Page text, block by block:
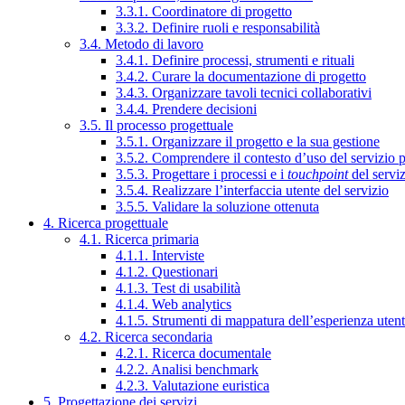
3.3.1. Coordinatore di progetto
3.3.2. Definire ruoli e responsabilità
3.4. Metodo di lavoro
3.4.1. Definire processi, strumenti e rituali
3.4.2. Curare la documentazione di progetto
3.4.3. Organizzare tavoli tecnici collaborativi
3.4.4. Prendere decisioni
3.5. Il processo progettuale
3.5.1. Organizzare il progetto e la sua gestione
3.5.2. Comprendere il contesto d’uso del servizio
3.5.3. Progettare i processi e i touchpointdel
3.5.4. Realizzare l’interfaccia utente del servizio
3.5.5. Validare la soluzione ottenuta
4. Ricerca progettuale
4.1. Ricerca primaria
4.1.1. Interviste
4.1.2. Questionari
4.1.3. Test di usabilità
4.1.4. Web analytics
4.1.5. Strumenti di mappatura dell’esperienza
4.2. Ricerca secondaria
4.2.1. Ricerca documentale
4.2.2. Analisi benchmark
4.2.3. Valutazione euristica
5. Progettazione dei servizi